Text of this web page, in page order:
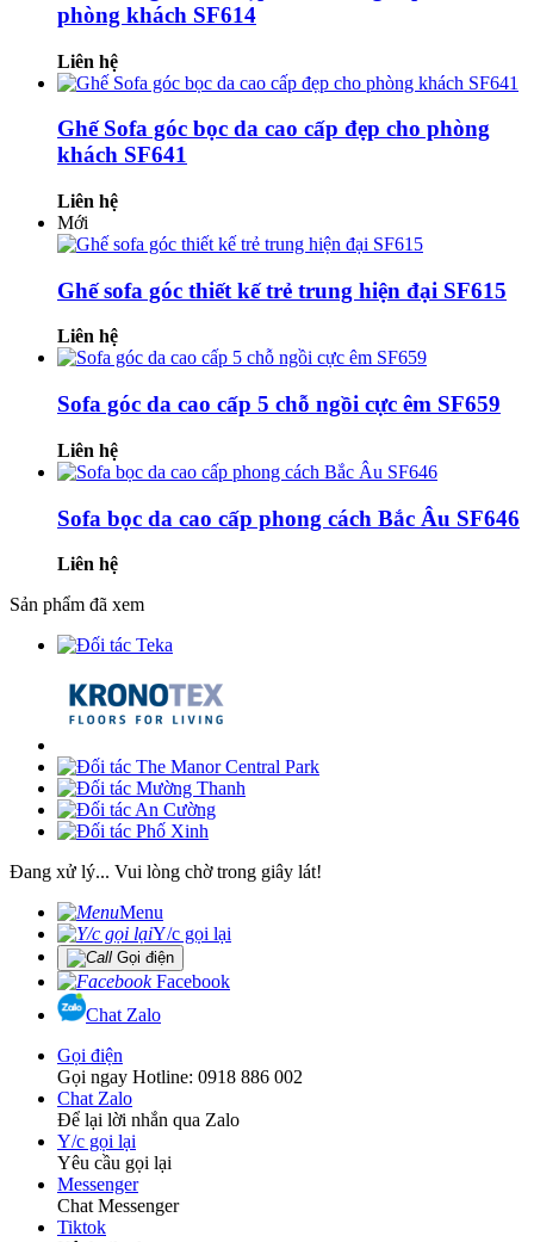
phòng khách SF614
Liên hệ
Ghế Sofa góc bọc da cao cấp đẹp cho phòng
khách SF641
Liên hệ
Mới
Ghế sofa góc thiết kế trẻ trung hiện đại SF615
Liên hệ
Sofa góc da cao cấp 5 chỗ ngồi cực êm SF659
Liên hệ
Sofa bọc da cao cấp phong cách Bắc Âu SF646
Liên hệ
Sản phẩm đã xem
Đang xử lý... Vui lòng chờ trong giây lát!
Menu
Y/c gọi lại
Gọi điện
Facebook
Chat Zalo
Gọi điện
Gọi ngay Hotline: 0918 886 002
Chat Zalo
Để lại lời nhắn qua Zalo
Y/c gọi lại
Yêu cầu gọi lại
Messenger
Chat Messenger
Tiktok